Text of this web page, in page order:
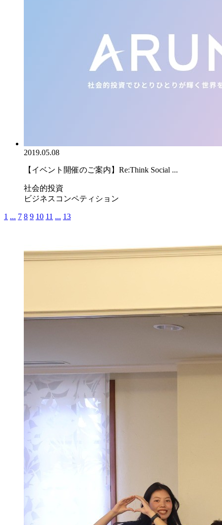
2019.05.08
【イベント開催のご案内】Re:Think Social ...
社会的投資
ビジネスコンペティション
1 ... 7 8 9 10 11 ... 13